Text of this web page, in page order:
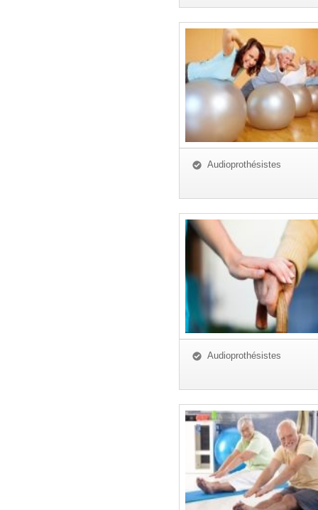
Audioprothésistes
Audioprothésistes